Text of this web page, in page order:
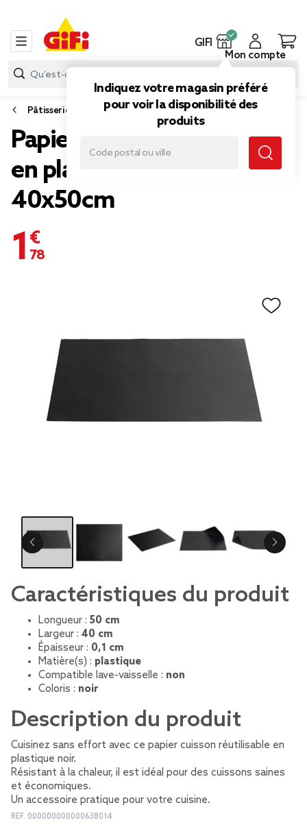
GIFI
Indiquez votre magasin préféré
pour voir la disponibilité des
produits
Mon compte
Pâtisserie
Papier cuisson réutilisable
en plastique noir
40x50cm
1,78 €
Caractéristiques du produit
Longueur : 50 cm
Largeur : 40 cm
Épaisseur : 0,1 cm
Matière(s) : plastique
Compatible lave-vaisselle : non
Coloris : noir
Description du produit
Cuisinez sans effort avec ce papier cuisson réutilisable en
plastique noir.
Résistant à la chaleur, il est idéal pour des cuissons saines
et économiques.
Un accessoire pratique pour votre cuisine.
REF. 000000000000638014